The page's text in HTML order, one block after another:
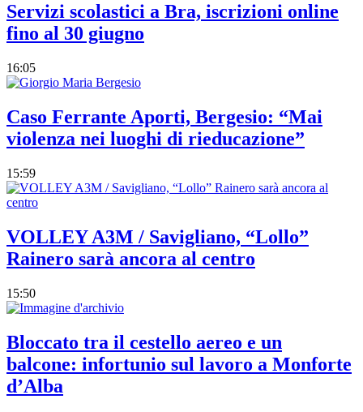
Servizi scolastici a Bra, iscrizioni online
fino al 30 giugno
16:05
Caso Ferrante Aporti, Bergesio: “Mai
violenza nei luoghi di rieducazione”
15:59
VOLLEY A3M / Savigliano, “Lollo”
Rainero sarà ancora al centro
15:50
Bloccato tra il cestello aereo e un
balcone: infortunio sul lavoro a Monforte
d’Alba